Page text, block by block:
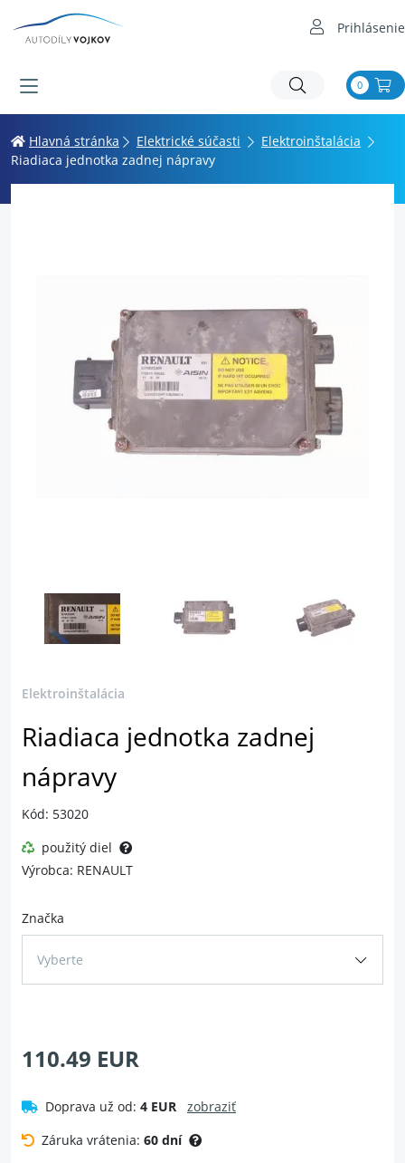
Prihlásenie
0
Hlavná stránka Elektrické súčasti
Elektroinštalácia
Riadiaca jednotka zadnej nápravy
Elektroinštalácia
Riadiaca jednotka zadnej
nápravy
Kód: 53020
použitý diel
Výrobca: RENAULT
Značka
Vyberte
110.49 EUR
Doprava už od: 4 EUR
zobraziť
Záruka vrátenia: 60 dní